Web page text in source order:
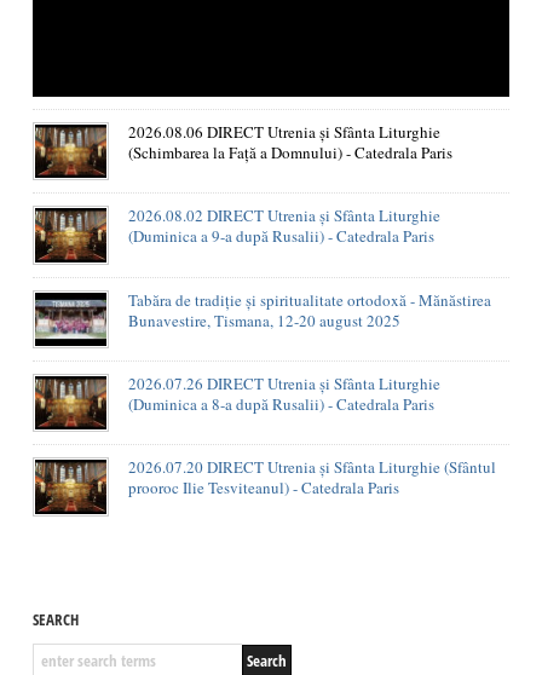
2026.08.06 DIRECT Utrenia și Sfânta Liturghie
(Schimbarea la Față a Domnului) - Catedrala Paris
2026.08.02 DIRECT Utrenia și Sfânta Liturghie
(Duminica a 9-a după Rusalii) - Catedrala Paris
Tabăra de tradiție și spiritualitate ortodoxă - Mănăstirea
Bunavestire, Tismana, 12-20 august 2025
2026.07.26 DIRECT Utrenia și Sfânta Liturghie
(Duminica a 8-a după Rusalii) - Catedrala Paris
2026.07.20 DIRECT Utrenia și Sfânta Liturghie (Sfântul
prooroc Ilie Tesviteanul) - Catedrala Paris
SEARCH